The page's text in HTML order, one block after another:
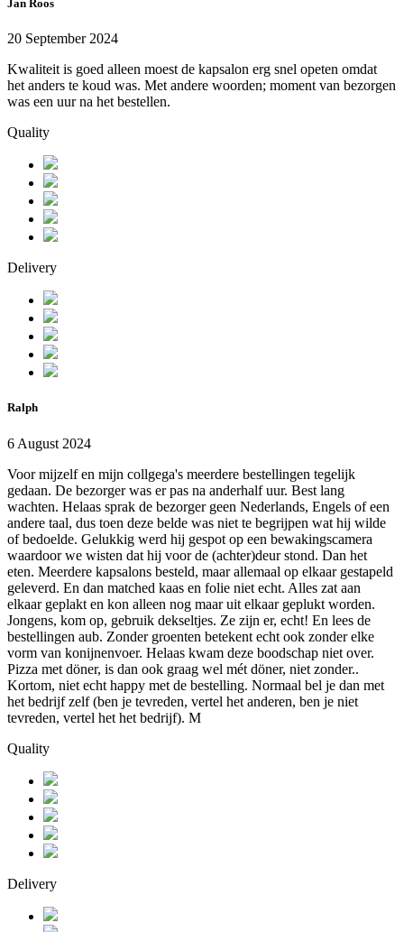
Jan Roos
20 September 2024
Kwaliteit is goed alleen moest de kapsalon erg snel opeten omdat
het anders te koud was. Met andere woorden; moment van bezorgen
was een uur na het bestellen.
Quality
Delivery
Ralph
6 August 2024
Voor mijzelf en mijn collgega's meerdere bestellingen tegelijk
gedaan. De bezorger was er pas na anderhalf uur. Best lang
wachten. Helaas sprak de bezorger geen Nederlands, Engels of een
andere taal, dus toen deze belde was niet te begrijpen wat hij wilde
of bedoelde. Gelukkig werd hij gespot op een bewakingscamera
waardoor we wisten dat hij voor de (achter)deur stond. Dan het
eten. Meerdere kapsalons besteld, maar allemaal op elkaar gestapeld
geleverd. En dan matched kaas en folie niet echt. Alles zat aan
elkaar geplakt en kon alleen nog maar uit elkaar geplukt worden.
Jongens, kom op, gebruik dekseltjes. Ze zijn er, echt! En lees de
bestellingen aub. Zonder groenten betekent echt ook zonder elke
vorm van konijnenvoer. Helaas kwam deze boodschap niet over.
Pizza met döner, is dan ook graag wel mét döner, niet zonder..
Kortom, niet echt happy met de bestelling. Normaal bel je dan met
het bedrijf zelf (ben je tevreden, vertel het anderen, ben je niet
tevreden, vertel het het bedrijf). M
Quality
Delivery